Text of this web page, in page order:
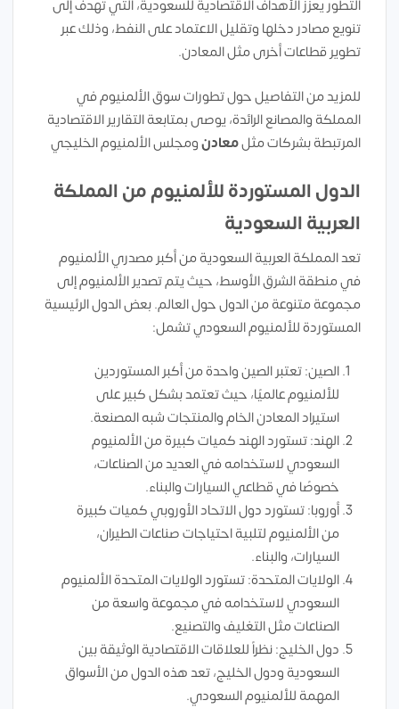
التطور يعزز الأهداف الاقتصادية للسعودية، التي تهدف إلى
تنويع مصادر دخلها وتقليل الاعتماد على النفط، وذلك عبر
تطوير قطاعات أخرى مثل المعادن.
للمزيد من التفاصيل حول تطورات سوق الألمنيوم في
المملكة والمصانع الرائدة، يوصى بمتابعة التقارير الاقتصادية
المرتبطة بشركات مثلمعادنومجلس الألمنيوم الخليجي
الدول المستوردة للألمنيوم من المملكة
العربية السعودية
تعد المملكة العربية السعودية من أكبر مصدري الألمنيوم
في منطقة الشرق الأوسط، حيث يتم تصدير الألمنيوم إلى
مجموعة متنوعة من الدول حول العالم. بعض الدول الرئيسية
المستوردة للألمنيوم السعودي تشمل:
الصين: تعتبر الصين واحدة من أكبر المستوردين
للألمنيوم عالميًا، حيث تعتمد بشكل كبير على
استيراد المعادن الخام والمنتجات شبه المصنعة.
الهند: تستورد الهند كميات كبيرة من الألمنيوم
السعودي لاستخدامه في العديد من الصناعات،
خصوصًا في قطاعي السيارات والبناء.
أوروبا: تستورد دول الاتحاد الأوروبي كميات كبيرة
من الألمنيوم لتلبية احتياجات صناعات الطيران،
السيارات، والبناء.
الولايات المتحدة: تستورد الولايات المتحدة الألمنيوم
السعودي لاستخدامه في مجموعة واسعة من
الصناعات مثل التغليف والتصنيع.
دول الخليج: نظراً للعلاقات الاقتصادية الوثيقة بين
السعودية ودول الخليج، تعد هذه الدول من الأسواق
المهمة للألمنيوم السعودي.